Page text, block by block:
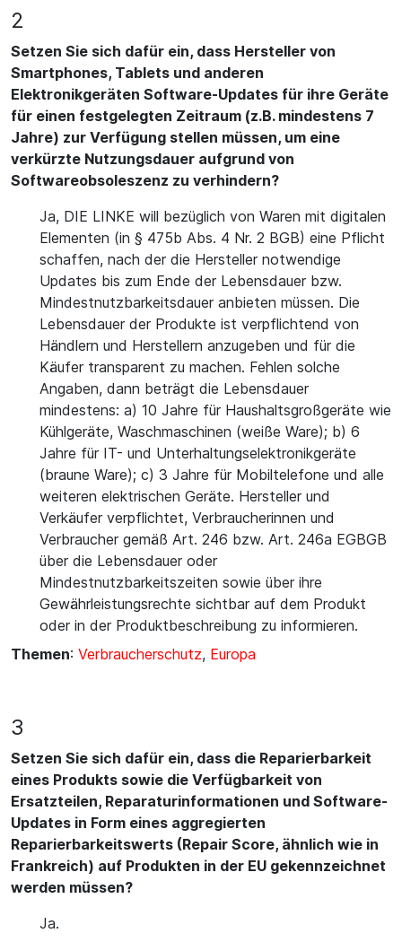
2
Setzen Sie sich dafür ein, dass Hersteller von
Smartphones, Tablets und anderen
Elektronikgeräten Software-Updates für ihre Geräte
für einen festgelegten Zeitraum (z.B. mindestens 7
Jahre) zur Verfügung stellen müssen, um eine
verkürzte Nutzungsdauer aufgrund von
Softwareobsoleszenz zu verhindern?
Ja, DIE LINKE will bezüglich von Waren mit digitalen
Elementen (in § 475b Abs. 4 Nr. 2 BGB) eine Pflicht
schaffen, nach der die Hersteller notwendige
Updates bis zum Ende der Lebensdauer bzw.
Mindestnutzbarkeitsdauer anbieten müssen. Die
Lebensdauer der Produkte ist verpflichtend von
Händlern und Herstellern anzugeben und für die
Käufer transparent zu machen. Fehlen solche
Angaben, dann beträgt die Lebensdauer
mindestens: a) 10 Jahre für Haushaltsgroßgeräte wie
Kühlgeräte, Waschmaschinen (weiße Ware); b) 6
Jahre für IT- und Unterhaltungselektronikgeräte
(braune Ware); c) 3 Jahre für Mobiltelefone und alle
weiteren elektrischen Geräte. Hersteller und
Verkäufer verpflichtet, Verbraucherinnen und
Verbraucher gemäß Art. 246 bzw. Art. 246a EGBGB
über die Lebensdauer oder
Mindestnutzbarkeitszeiten sowie über ihre
Gewährleistungsrechte sichtbar auf dem Produkt
oder in der Produktbeschreibung zu informieren.
Themen: Verbraucherschutz, Europa
3
Setzen Sie sich dafür ein, dass die Reparierbarkeit
eines Produkts sowie die Verfügbarkeit von
Ersatzteilen, Reparaturinformationen und Software-
Updates in Form eines aggregierten
Reparierbarkeitswerts (Repair Score, ähnlich wie in
Frankreich) auf Produkten in der EU gekennzeichnet
werden müssen?
Ja.